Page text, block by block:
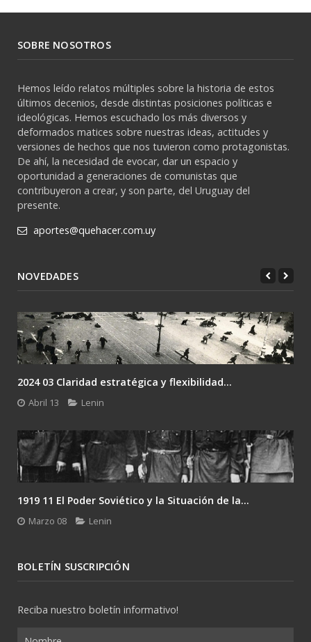
SOBRE NOSOTROS
Hemos leído relatos múltiples sobre la historia de estos
últimos decenios, desde distintas posiciones políticas e
ideológicas. Hemos escuchado los más diversos y
deformados matices sobre nuestras ideas, actitudes y
versiones de hechos que nos tuvieron como protagonistas.
De ahí, la necesidad de evocar, dar un espacio y
oportunidad a generaciones de comunistas que
contribuyeron a crear, y son parte, del Uruguay del
presente.
aportes@quehacer.com.uy
NOVEDADES
2024 03 Claridad estratégica y flexibilidad...
Abril 13 Lenin
1919 11 El Poder Soviético y la Situación de la...
Marzo 08 Lenin
BOLETÍN SUSCRIPCIÓN
Reciba nuestro boletín informativo!